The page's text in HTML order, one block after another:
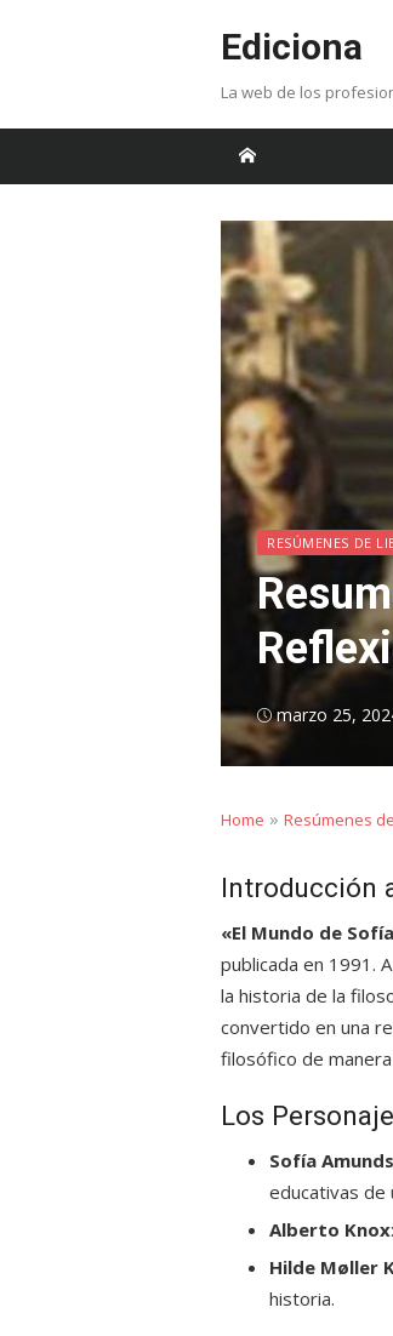
Ediciona
La web de los
RESÚMENES DE
Posted
on
marzo 25,
Home » Resúmenes
Introducción
«El Mundo de
publicada en 1991.
la historia de la
convertido en una
filosófico de
Los
Sofía
educativas de
Alberto Knox
Hilde Møller
historia.